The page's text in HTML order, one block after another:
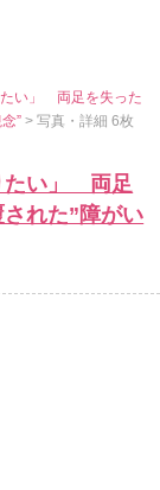
たい」 両足を失った
念”> 写真・詳細 6枚
たい」 両足
れた”障がい